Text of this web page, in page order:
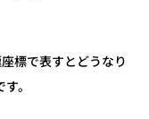
標で表すとどうなり
。